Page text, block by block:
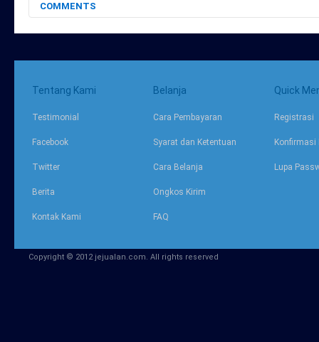
COMMENTS
Tentang Kami
Testimonial
Facebook
Twitter
Berita
Kontak Kami
Belanja
Cara Pembayaran
Syarat dan Ketentuan
Cara Belanja
Ongkos Kirim
FAQ
Quick
Registrasi
Konfirmasi
Lupa
Copyright © 2012 jejualan.com. All rights reserved